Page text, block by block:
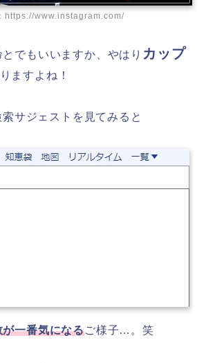
https://www.instagram.com/
でもいいますか、やはり カップ
ますよね！
サジェストを見てみると
が一番気になるご様子…。笑